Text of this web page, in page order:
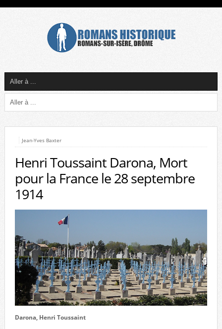
Jean-Yves Baxter
Henri Toussaint Darona, Mort
pour la France le 28 septembre
1914
Darona, Henri Toussaint